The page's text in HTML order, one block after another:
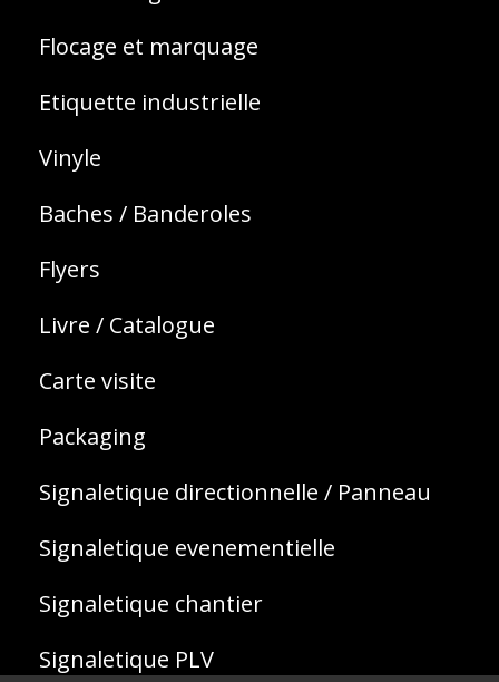
Flocage et marquage
Etiquette industrielle
Vinyle
Baches / Banderoles
Flyers
Livre / Catalogue
Carte visite
Packaging
Signaletique directionnelle / Panneau
Signaletique evenementielle
Signaletique chantier
Signaletique PLV